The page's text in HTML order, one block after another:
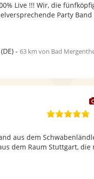
Live !!! Wir, die
Party Band
(DE)- 63 km von Bad
5
aus dem
dem Raum Stuttgart, die